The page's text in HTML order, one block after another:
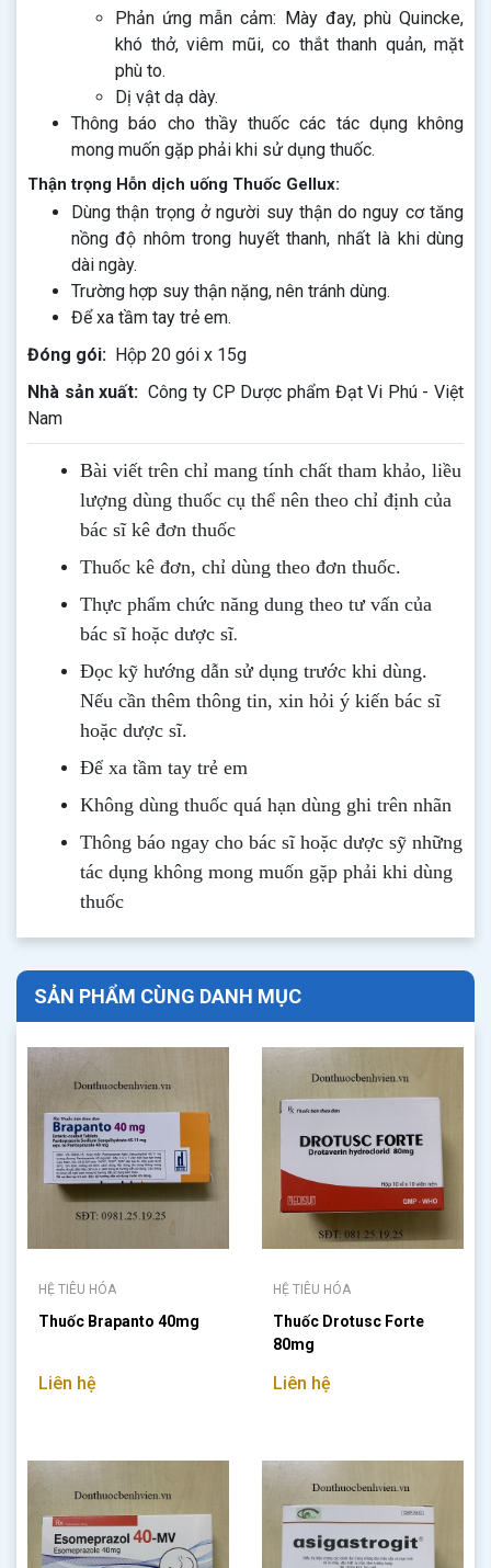
Phản ứng mẫn cảm: Mày đay, phù Quincke,
khó thở, viêm mũi, co thắt thanh quản, mặt
phù to.
Dị vật dạ dày.
Thông báo cho thầy thuốc các tác dụng không
mong muốn gặp phải khi sử dụng thuốc.
Thận trọng Hỗn dịch uống Thuốc Gellux:
Dùng thận trọng ở người suy thận do nguy cơ tăng
nồng độ nhôm trong huyết thanh, nhất là khi dùng
dài ngày.
Trường hợp suy thận nặng, nên tránh dùng.
Để xa tầm tay trẻ em.
Đóng gói: Hộp 20 gói x 15g
Nhà sản xuất: Công ty CP Dược phẩm Đạt Vi Phú - Việt
Nam
Bài viết trên chỉ mang tính chất tham khảo, liều
lượng dùng thuốc cụ thể nên theo chỉ định của
bác sĩ kê đơn thuốc
Thuốc kê đơn, chỉ dùng theo đơn thuốc.
Thực phẩm chức năng dung theo tư vấn của
bác sĩ hoặc dược sĩ.
Đọc kỹ hướng dẫn sử dụng trước khi dùng.
Nếu cần thêm thông tin, xin hỏi ý kiến bác sĩ
hoặc dược sĩ.
Để xa tầm tay trẻ em
Không dùng thuốc quá hạn dùng ghi trên nhãn
Thông báo ngay cho bác sĩ hoặc dược sỹ những
tác dụng không mong muốn gặp phải khi dùng
thuốc
SẢN PHẨM CÙNG DANH MỤC
HỆ TIÊU HÓA
Thuốc Brapanto 40mg
Liên hệ
HỆ TIÊU HÓA
Thuốc Drotusc Forte
80mg
Liên hệ